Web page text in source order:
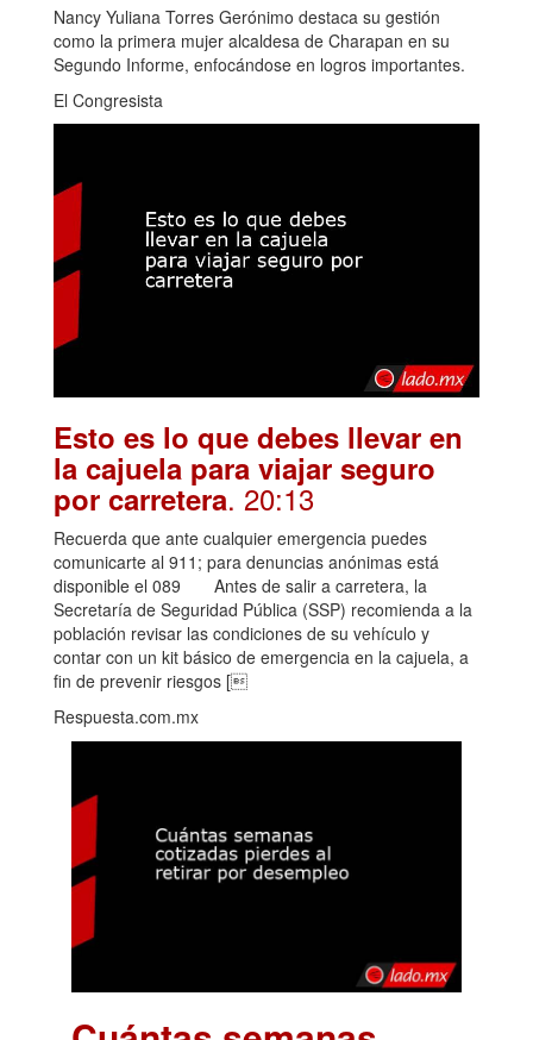
Nancy Yuliana Torres Gerónimo destaca su gestión
como la primera mujer alcaldesa de Charapan en su
Segundo Informe, enfocándose en logros importantes.
El Congresista
Esto es lo que debes llevar en
la cajuela para viajar seguro
por carretera. 20:13
Recuerda que ante cualquier emergencia puedes
comunicarte al 911; para denuncias anónimas está
disponible el 089 Antes de salir a carretera, la
Secretaría de Seguridad Pública (SSP) recomienda a la
población revisar las condiciones de su vehículo y
contar con un kit básico de emergencia en la cajuela, a
fin de prevenir riesgos [
Respuesta.com.mx